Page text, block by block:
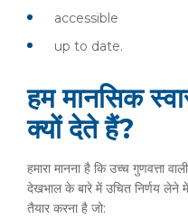
accessible
up to date.
हम मानसिक
क्यों देते हैं?
हमारा मानना ​​है कि उच्च गुणवत्ता
देखभाल के बारे में उचित निर्णय लेने
तैयार करना है जो: